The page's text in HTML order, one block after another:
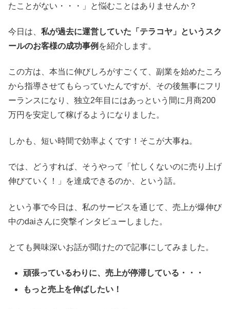
たことがない・・・」と悩むことはありませんか？
今日は、 私が過去に運営していた「テラコヤ」というスク
ールのお客様の成功事例 を紹介します。
この方は、本当に伸びしろがすごくて、副業を始めたころ
から指導させてもらっていたんですが、その後無事にフリ
ーランスになり、独立2年目にはあっという間に月商200
万円を安定して稼げるようになりました。
しかも、短い時間で効率よくです！そこが大事ね。
では、どうすれば、そうやって「忙しくないのに売り上げ
伸びていく！」を達成できるのか、という話。
という事で今日は、私のサービスを通じて、売上が爆伸び
中のdaiさんに突撃インタビューしました。
とても興味深いお話が聞けたので記事にしてみました。
頑張っているわりに、売上が停滞している・・・
もっと売上を伸ばしたい！